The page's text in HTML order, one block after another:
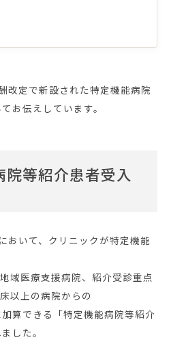
改定で新設された特定機能病院
お伝えしています。
院等紹介患者受入
おいて、クリニックが特定機能
域医療支援病院、紹介受診重点
以上の病院からの
算できる「特定機能病院等紹介
した。